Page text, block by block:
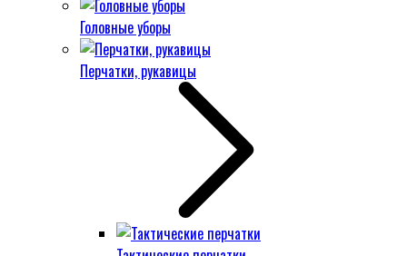
Головные уборы
Перчатки, рукавицы